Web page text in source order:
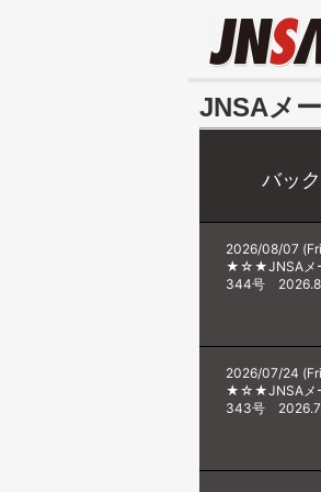
JNSAメ